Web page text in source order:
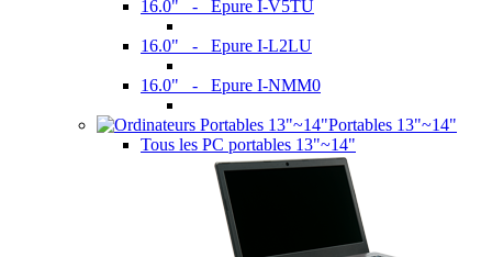
16.0" - Epure I-V5TU
16.0" - Epure I-L2LU
16.0" - Epure I-NMM0
Portables 13"~14"
Tous les PC portables 13"~14"